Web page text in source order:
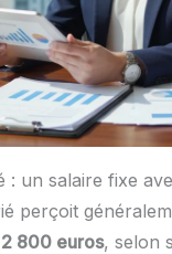
: un salaire fixe
perçoit
800 euros, selon